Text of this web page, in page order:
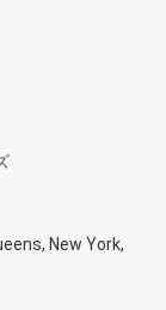
New York,